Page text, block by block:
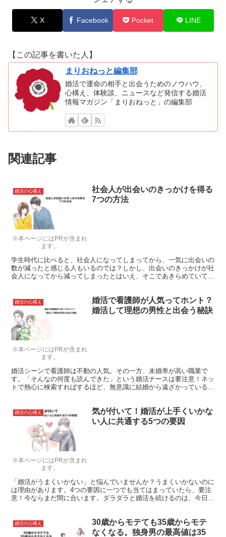
X Facebook Pocket LINE
【この記事を書いた人】
まりおねっと編集部
婚活で運命の相手と出会うためのノウハウ、
心構え、体験談、ニュースなど発信する婚活
情報マガジン「まりおねっと」の編集部
関連記事
※本ページにはPRが含まれ
ます。
婚活の心構え
社会人が出会いのきっかけを得る
7つの方法
学生時代に比べると、社会人になってしまってから、一気に出会いの
数が減ったと感じる人もいるのでは？しかし、出会いのきっかけが社
会人になってから減ってしまったとはいえ、そこであきらめていて
※本ページにはPRが含まれ
ます。
婚活の心構え
婚活で看護師が人気ってホント？
婚活して理想の男性と出会う秘訣
婚活シーンで看護師は不動の人気。その一方、未婚率が高い職業で
す。「そんなの何度も読んできた」という婚活ナースは要注意！ネッ
トで熱心に検索すればするほど、無意識に結婚から遠ざかっている可
※本ページにはPRが含まれ
ます。
婚活の心構え
気が付いて！婚活が上手くいかな
い人に共通する5つの要因
「婚活がうまくいかない」と悩んでいませんか？うまくいかないのに
は理由があります。4つの要因に一つでも当てはまっていたら、要注
意！今ならまだ間に合います。ダラダラと婚活を続けるのは、今日で
婚活の心構え
30歳からモテても35歳からモテ
なくなる。独身男の最高値は35